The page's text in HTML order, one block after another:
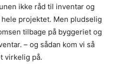
ikke råd til inventar og
projektet. Men pludselig
tilbage på byggeriet og
– og sådan kom vi så
virkelig på.